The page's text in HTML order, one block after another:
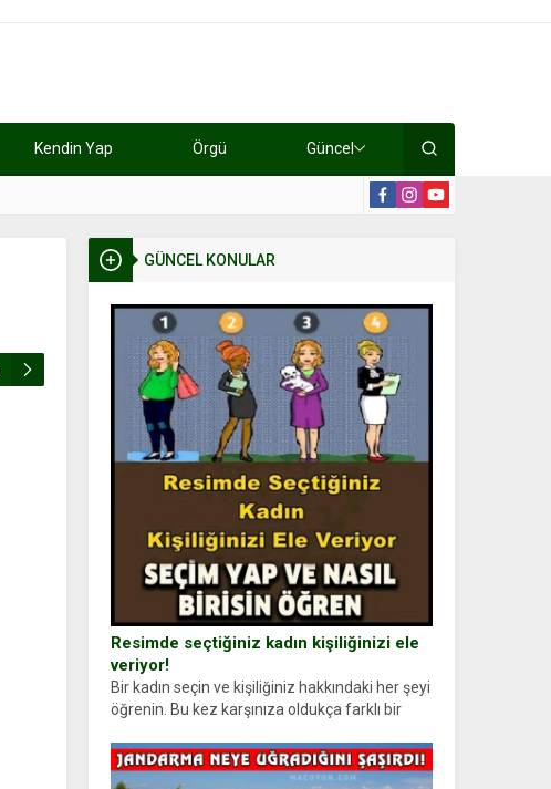
Kendin Yap Örgü Güncel
GÜNCEL KONULAR
Resimde seçtiğiniz kadın kişiliğinizi ele
veriyor!
Bir kadın seçin ve kişiliğiniz hakkındaki her şeyi
öğrenin. Bu kez karşınıza oldukça farklı bir
kadın figürlerinden dikkatinizi en...